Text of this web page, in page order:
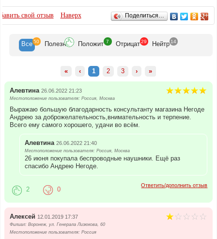
ОТЗЫВЫсвой отзыв Наверх Поделиться…
Все 50 Полезн Положит 7 Отрицат 29 Нейтр 14
« ‹ 1 2 3 › »
Алевтина 26.06.2022 21:23
Местоположение пользователя: Россия, Москва
Выражаю большую благодарность консультанту магазина Негоде
Андрею за доброжелательность,внимательность и терпение.
Всего ему самого хорошего, удачи во всём.
Алевтина 26.06.2022 21:40
Местоположение пользователя: Россия, Москва
26 июня покупала беспроводные наушники. Ещё раз
спасибо Андрею Негоде.
Ответить/дополнить отзыв
2 0
Алексей 12.01.2019 17:37
Филиал: Воронеж, ул. Генерала Лизюкова, 60
Местоположение пользователя: Россия